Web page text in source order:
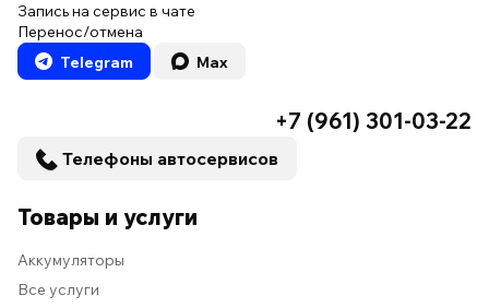
Запись на сервис в чате
Перенос/отмена
Telegram
Max
+7 (961) 301-03-22
Телефоны автосервисов
Товары и услуги
Аккумуляторы
Все услуги